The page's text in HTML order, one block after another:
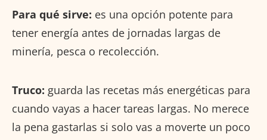
Para qué sirve: es una opción potente para
tener energía antes de jornadas largas de
minería, pesca o recolección.
Truco: guarda las recetas más energéticas para
cuando vayas a hacer tareas largas. No merece
la pena gastarlas si solo vas a moverte un poco